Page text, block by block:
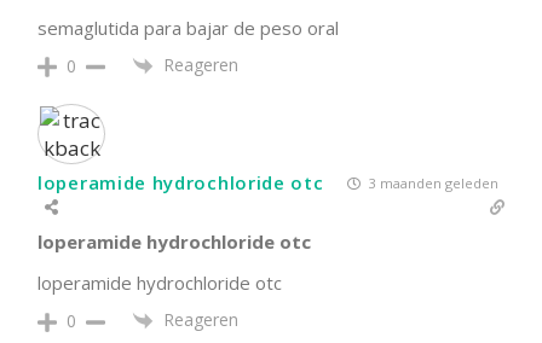
semaglutida para bajar de peso oral
0 Reageren
loperamide hydrochloride otc 3 maanden geleden
loperamide hydrochloride otc
loperamide hydrochloride otc
0 Reageren